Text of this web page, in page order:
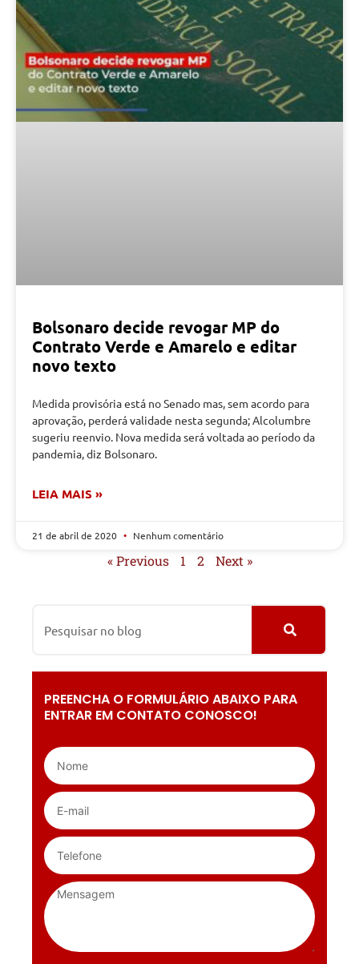
Bolsonaro decide revogar MP do
Contrato Verde e Amarelo e editar
novo texto
Medida provisória está no Senado mas, sem acordo para
aprovação, perderá validade nesta segunda; Alcolumbre
sugeriu reenvio. Nova medida será voltada ao período da
pandemia, diz Bolsonaro.
LEIA MAIS »
21 de abril de 2020 Nenhum comentário
« Previous 1 2 Next »
PREENCHA O FORMULÁRIO ABAIXO PARA
ENTRAR EM CONTATO CONOSCO!